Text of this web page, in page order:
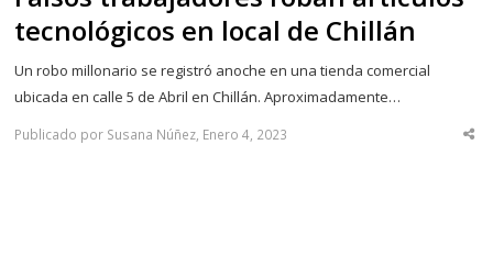
tecnológicos en local de Chillán
Un robo millonario se registró anoche en una tienda comercial
ubicada en calle 5 de Abril en Chillán. Aproximadamente…
Publicado por Susana Núñez, Enero 4, 2023